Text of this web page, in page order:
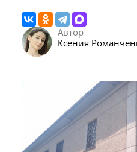
Автор
Ксения